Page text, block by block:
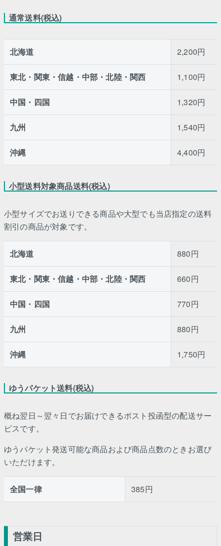
通常送料(税込)
北海道 2,200円
東北・関東・信越・中部・北陸・関西 1,100円
中国・四国 1,320円
九州 1,540円
沖縄 4,400円
小型送料対象商品送料(税込)
小型サイズでお送りできる商品や大型でも当店指定の送料
割引の商品が対象です。
北海道 880円
東北・関東・信越・中部・北陸・関西 660円
中国・四国 770円
九州 880円
沖縄 1,750円
ゆうパケット送料(税込)
概ね翌日～翌々日でお届けできるポスト投函型の配送サー
ビスです。
ゆうパケット発送可能な商品および商品点数のときお選び
いただけます。
全国一律 385円
営業日